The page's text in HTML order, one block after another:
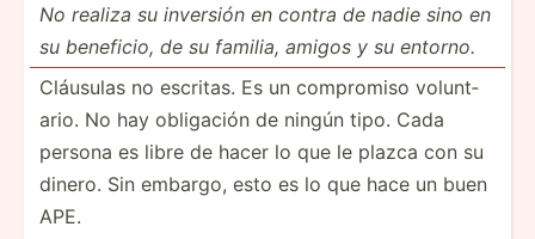
No realiza su inversión en contra de nadie sino en
su beneficio, de su familia, amigos y su entorno.
Cláusulas no escritas. Es un compromiso volunt­
ario. No hay obligación de ningún tipo. Cada
persona es libre de hacer lo que le plazca con su
dinero. Sin embargo, esto es lo que hace un buen
APE.